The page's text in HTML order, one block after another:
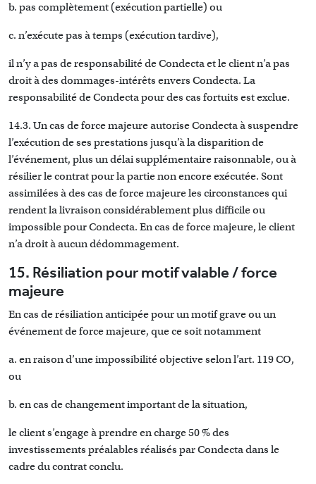
b. pas complètement (exécution partielle) ou
c. n’exécute pas à temps (exécution tardive),
il n’y a pas de responsabilité de Condecta et le client n’a pas
droit à des dommages-intérêts envers Condecta. La
responsabilité de Condecta pour des cas fortuits est exclue.
14.3. Un cas de force majeure autorise Condecta à suspendre
l’exécution de ses prestations jusqu’à la disparition de
l’événement, plus un délai supplémentaire raisonnable, ou à
résilier le contrat pour la partie non encore exécutée. Sont
assimilées à des cas de force majeure les circonstances qui
rendent la livraison considérablement plus difficile ou
impossible pour Condecta. En cas de force majeure, le client
n’a droit à aucun dédommagement.
15. Résiliation pour motif valable / force
majeure
En cas de résiliation anticipée pour un motif grave ou un
événement de force majeure, que ce soit notamment
a. en raison d’une impossibilité objective selon l’art. 119 CO,
ou
b. en cas de changement important de la situation,
le client s’engage à prendre en charge 50 % des
investissements préalables réalisés par Condecta dans le
cadre du contrat conclu.